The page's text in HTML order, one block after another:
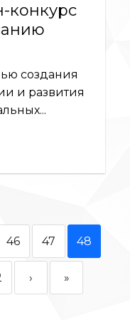
конкурс
создания
и развития
46 47 48
› »